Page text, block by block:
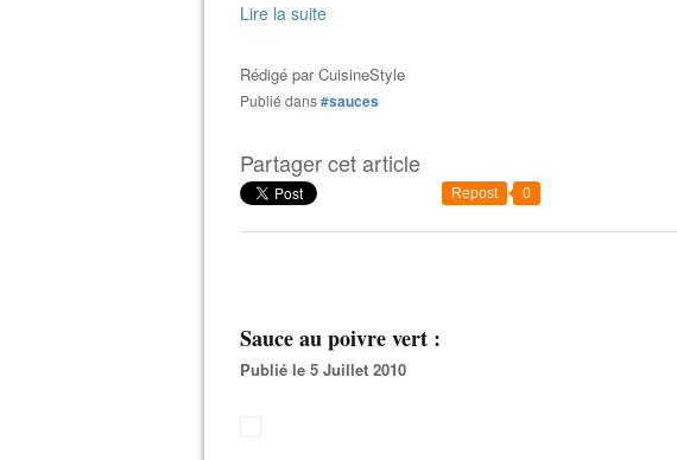
Lire la suite
Rédigé parCuisineStyle
Publié dans#sauces
Partager cet article
Repost 0
Sauce au poivre vert :
Publié le 5 Juillet 2010